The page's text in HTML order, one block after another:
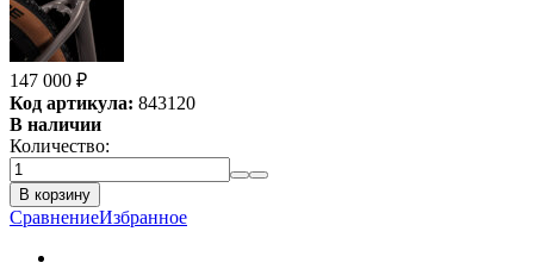
147 000 ₽
Код артикула: 843120
В наличии
Количество:
В корзину
СравнениеИзбранное